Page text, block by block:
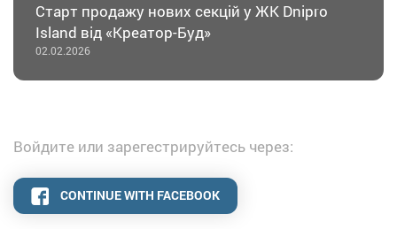
Старт продажу нових секцій у ЖК Dnipro
Island від «Креатор-Буд»
02.02.2026
Войдите или зарегестрируйтесь через:
CONTINUE WITH FACEBOOK